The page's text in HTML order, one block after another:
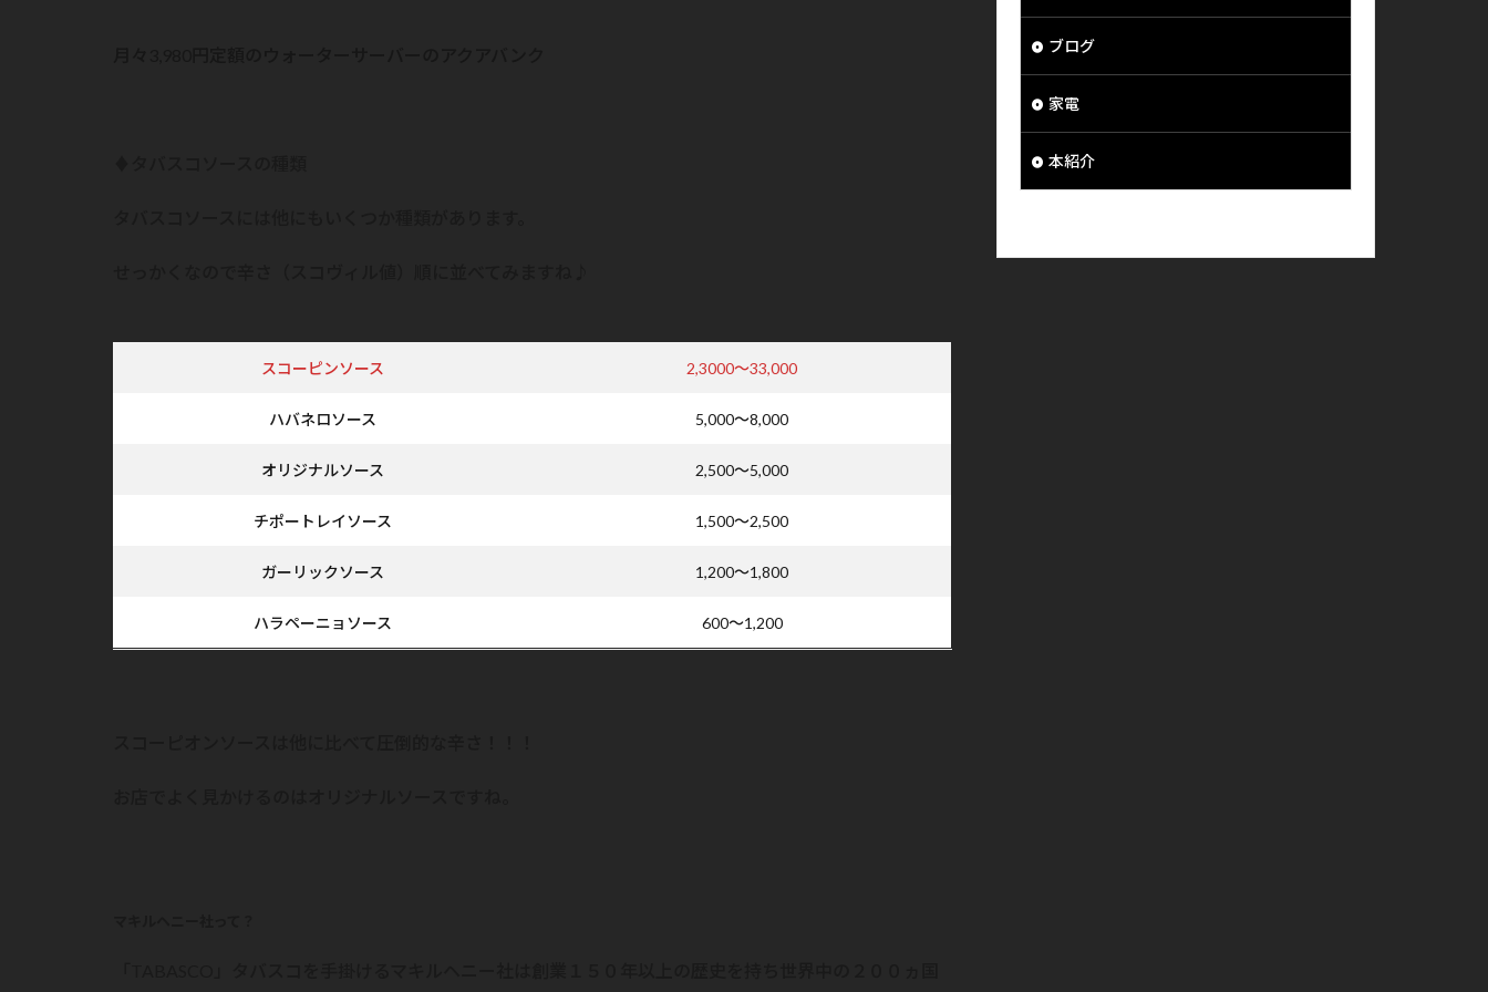
スコーピンソース 2,3000～33,000
ハバネロソース 5,000～8,000
オリジナルソース 2,500～5,000
チポートレイソース 1,500～2,500
ガーリックソース 1,200～1,800
ハラペーニョソース 600～1,200
ブログ
家電
本紹介